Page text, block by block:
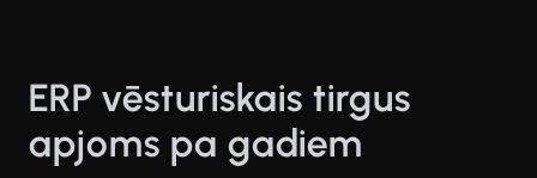
ERP vēsturiskais tirgus
apjoms pa gadiem